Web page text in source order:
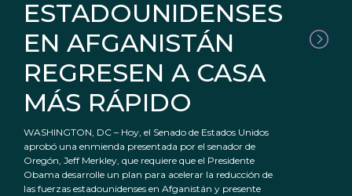
ESTADOUNIDENSES
EN AFGANISTÁN
REGRESEN A CASA
MÁS RÁPIDO
WASHINGTON, DC – Hoy, el Senado de Estados Unidos
aprobó una enmienda presentada por el senador de
Oregón, Jeff Merkley, que requiere que el Presidente
Obama desarrolle un plan para acelerar la reducción de
las fuerzas estadounidenses en Afganistán y presente